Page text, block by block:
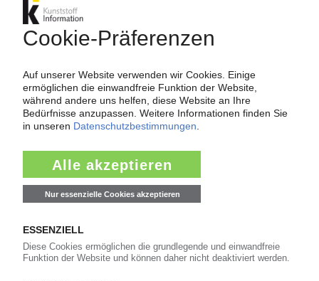
Jetzt weiterlesen mit einem KI Abo:
Ihr KI Zugang
jährlich kündbar
ab99€/Monat
Jetzt kostenlos testen
Bereits KI-Abonnent? Jetzt